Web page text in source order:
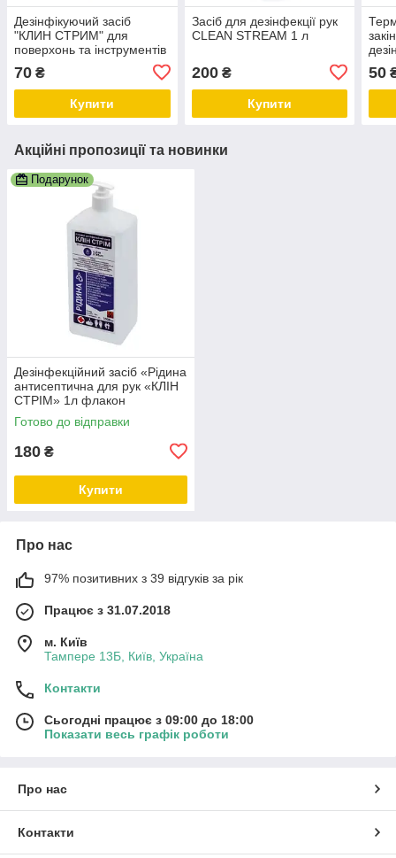
Дезінфікуючий засіб
"КЛИН СТРИМ" для
поверхонь та інструментів
інструментів 250мл з
тригером
70 ₴
Купити
Засіб для дезінфекції рук
CLEAN STREAM 1 л
200₴
Купити
50
Акційні пропозиції та новинки
Подарунок
Дезінфекційний засіб «Рідина
антисептична для рук «КЛІН
СТРІМ» 1л флакон
прямокутний з дозатором
Готово до відправки
180 ₴
Купити
Про нас
97% позитивних з 39 відгуків за рік
Працює з 31.07.2018
м. Київ
Тампере 13Б, Київ, Україна
Контакти
Сьогодні працює з 09:00 до 18:00
Показати весь графік роботи
Про нас
Контакти